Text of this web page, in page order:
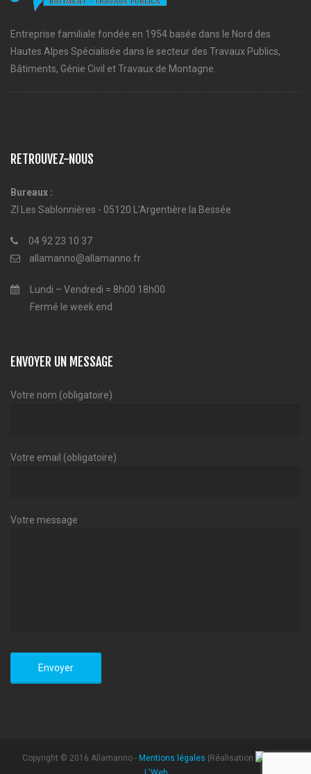
Entreprise familiale fondée en 1954 basée dans le Nord des
Hautes Alpes Spécialisée dans le secteur des Travaux Publics,
Bâtiments, Génie Civil et Travaux de Montagne.
RETROUVEZ-NOUS
Bureaux :
ZI Les Sablonnières - 05120 L'Argentière la Bessée
04 92 23 10 37
allamanno@allamanno.fr
Lundi – Vendredi = 8h00 18h00
Fermé le week end
ENVOYER UN MESSAGE
Votre nom (obligatoire)
Votre email (obligatoire)
Votre message
Copyright © 2016 Allamanno - Mentions légales |Réalisation